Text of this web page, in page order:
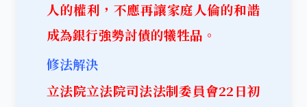
人的權利，不應再讓家庭人倫的和諧
成為銀行強勢討債的犧牲品。
修法解決
立法院立法院司法法制委員會22日初